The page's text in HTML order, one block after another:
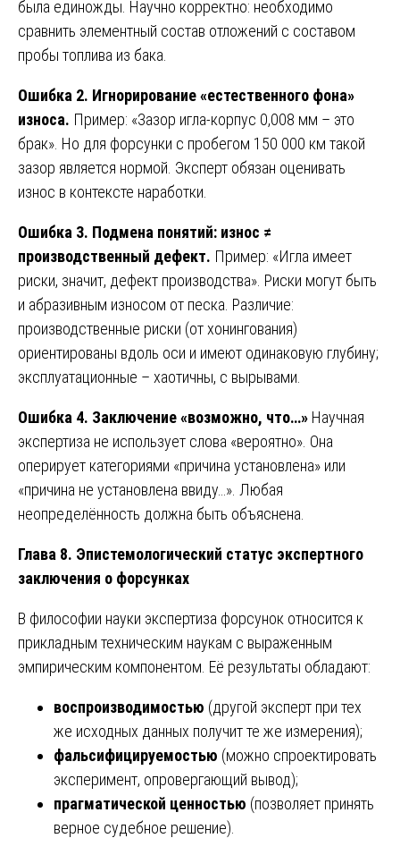
была единожды. Научно корректно: необходимо
сравнить элементный состав отложений с составом
пробы топлива из бака.
Ошибка 2. Игнорирование «естественного фона»
износа. Пример: «Зазор игла-корпус 0,008 мм – это
брак». Но для форсунки с пробегом 150 000 км такой
зазор является нормой. Эксперт обязан оценивать
износ в контексте наработки.
Ошибка 3. Подмена понятий: износ ≠
производственный дефект. Пример: «Игла имеет
риски, значит, дефект производства». Риски могут быть
и абразивным износом от песка. Различие:
производственные риски (от хонингования)
ориентированы вдоль оси и имеют одинаковую глубину;
эксплуатационные – хаотичны, с вырывами.
Ошибка 4. Заключение «возможно, что…» Научная
экспертиза не использует слова «вероятно». Она
оперирует категориями «причина установлена» или
«причина не установлена ввиду…». Любая
неопределённость должна быть объяснена.
Глава 8. Эпистемологический статус экспертного
заключения о форсунках
В философии науки экспертиза форсунок относится к
прикладным техническим наукам с выраженным
эмпирическим компонентом. Её результаты обладают:
воспроизводимостью (другой эксперт при тех
же исходных данных получит те же измерения);
фальсифицируемостью (можно спроектировать
эксперимент, опровергающий вывод);
прагматической ценностью (позволяет принять
верное судебное решение).